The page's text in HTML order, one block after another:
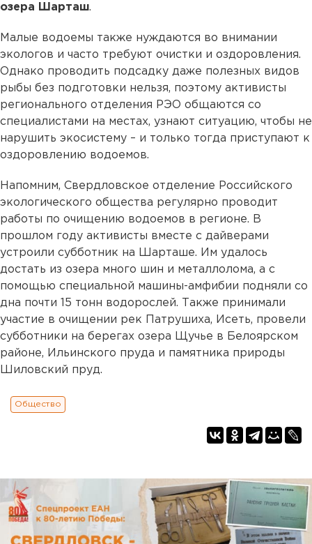
озера Шарташ.
Малые водоемы также нуждаются во внимании
экологов и часто требуют очистки и оздоровления.
Однако проводить подсадку даже полезных видов
рыбы без подготовки нельзя, поэтому активисты
регионального отделения РЭО общаются со
специалистами на местах, узнают ситуацию, чтобы не
нарушить экосистему – и только тогда приступают к
оздоровлению водоемов.
Напомним, Свердловское отделение Российского
экологического общества регулярно проводит
работы по очищению водоемов в регионе. В
прошлом году активисты вместе с дайверами
устроили субботник на Шарташе. Им удалось
достать из озера много шин и металлолома, а с
помощью специальной машины-амфибии подняли со
дна почти 15 тонн водорослей. Также принимали
участие в очищении рек Патрушиха, Исеть, провели
субботники на берегах озера Щучье в Белоярском
районе, Ильинского пруда и памятника природы
Шиловский пруд.
Общество